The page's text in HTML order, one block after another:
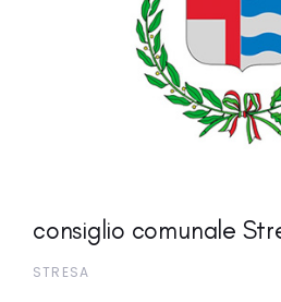
consiglio comunale
STRESA